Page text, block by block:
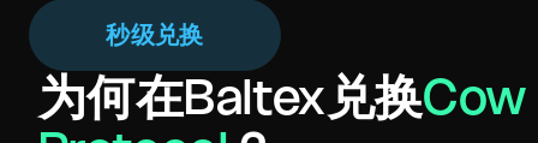
秒级兑换
为何在Baltex兑换Cow